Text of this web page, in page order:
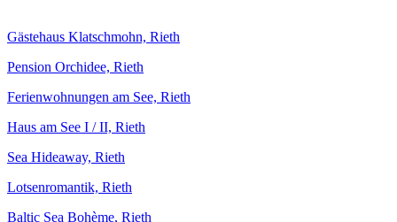
Gästehaus Klatschmohn, Rieth
Pension Orchidee, Rieth
Ferienwohnungen am See, Rieth
Haus am See I / II, Rieth
Sea Hideaway, Rieth
Lotsenromantik, Rieth
Baltic Sea Bohème, Rieth